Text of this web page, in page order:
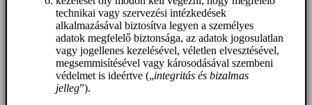
technikai vagy szervezési intézkedések
alkalmazásával biztosítva legyen a személyes
adatok megfelelő biztonsága, az adatok jogosulatlan
vagy jogellenes kezelésével, véletlen elvesztésével,
megsemmisítésével vagy károsodásával szembeni
védelmet is ideértve („integritás és bizalmas
jelleg”).